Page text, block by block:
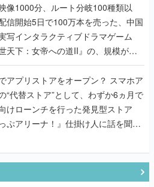
ジェンド2人に訊く開発秘話
像1000分、ルート分岐100種類以
信開始5日で100万本を売った、中国
写インタラクティブドラマゲーム
世天下：女帝への道II』の、規模が違
わりをプロデューサーに聞いた
プリストアをオープン？ スマホア
“代替ストア”として、わずか6ヵ月で
けローンチを行った発見型ストア
っぷアリーナ！』仕掛け人に話を聞い